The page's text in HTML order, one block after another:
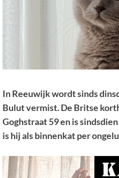
In Reeuwijk wordt sinds
Bulut vermist. De Britse
Goghstraat 59 en is
is hij als binnenkat per